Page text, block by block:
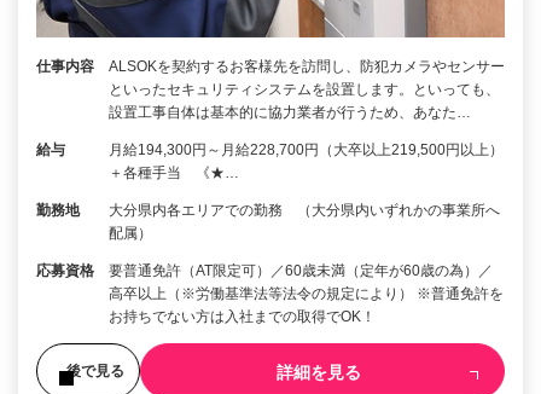
仕事内容
ALSOKを契約するお客様先を訪問し、防犯カメラやセンサー
といったセキュリティシステムを設置します。といっても、
設置工事自体は基本的に協力業者が行うため、あなた…
給与
月給194,300円～月給228,700円（大卒以上219,500円以上）
＋各種手当 《★…
勤務地
大分県内各エリアでの勤務 （大分県内いずれかの事業所へ
配属）
応募資格
要普通免許（AT限定可）／60歳未満（定年が60歳の為）／
高卒以上（※労働基準法等法令の規定により） ※普通免許を
お持ちでない方は入社までの取得でOK！
後で見る 詳細を見る